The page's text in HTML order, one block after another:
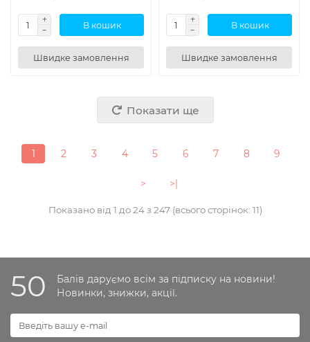
В кошик
Швидке замовлення
В кошик
Швидке замовлення
Показати ще
1 2 3 4 5 6 7 8 9
> >|
Показано від 1 до 24 з 247 (всього сторінок: 11)
50
Балів даруємо всім за підписку на новини!
Новинки, знижки, акції.